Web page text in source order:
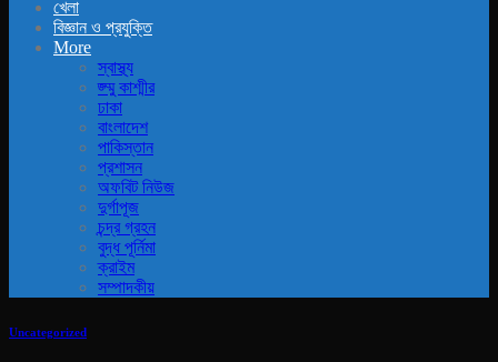
খেলা
বিজ্ঞান ও প্রযুক্তি
More
স্বাস্থ্য
জ্ম্মু কাশ্মীর
ঢাকা
বাংলাদেশ
পাকিস্তান
প্রশাসন
অফবিট নিউজ
দুর্গাপূজ
চন্দ্র গ্রহন
বুদ্ধ পূর্নিমা
ক্রাইম
সম্পাদকীয়
Uncategorized